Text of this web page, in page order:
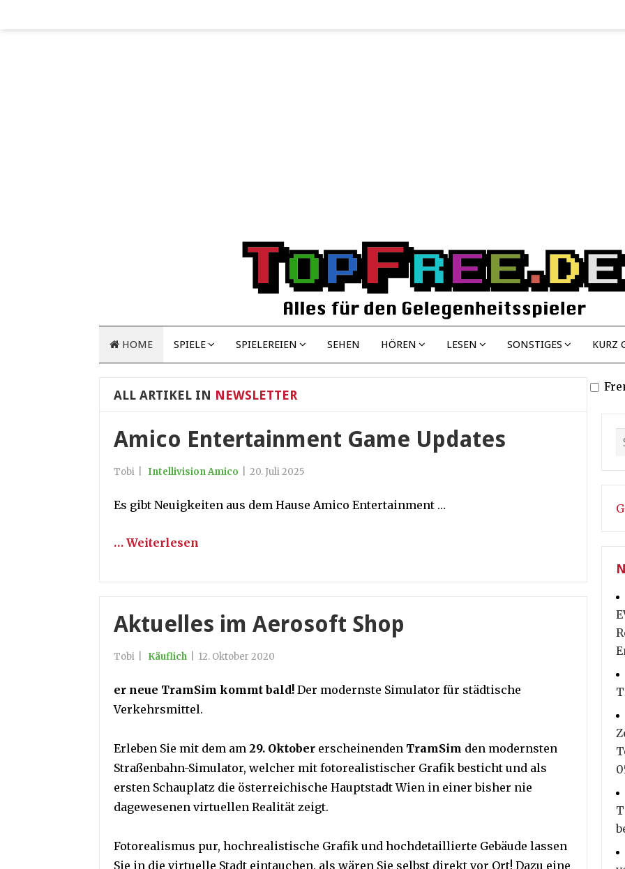
HOME SPIELE SPIELEREIEN SEHEN HÖREN LESEN SONSTIGES KURZ
ALL ARTIKEL IN NEWSLETTER
Amico Entertainment Game Updates
Tobi Intellivision Amico 20. Juli 2025
Es gibt Neuigkeiten aus dem Hause Amico Entertainment …
… Weiterlesen
Aktuelles im Aerosoft Shop
Tobi Käuflich 12. Oktober 2020
er neue TramSim kommt bald! Der modernste Simulator für städtische
Verkehrsmittel.
Erleben Sie mit dem am 29. Oktober erscheinenden TramSim den modernsten
Straßenbahn-Simulator, welcher mit fotorealistischer Grafik besticht und als
ersten Schauplatz die österreichische Hauptstadt Wien in einer bisher nie
dagewesenen virtuellen Realität zeigt.
Fotorealismus pur, hochrealistische Grafik und hochdetaillierte Gebäude lassen
Sie in die virtuelle Stadt eintauchen, als wären Sie selbst direkt vor Ort! Dazu eine